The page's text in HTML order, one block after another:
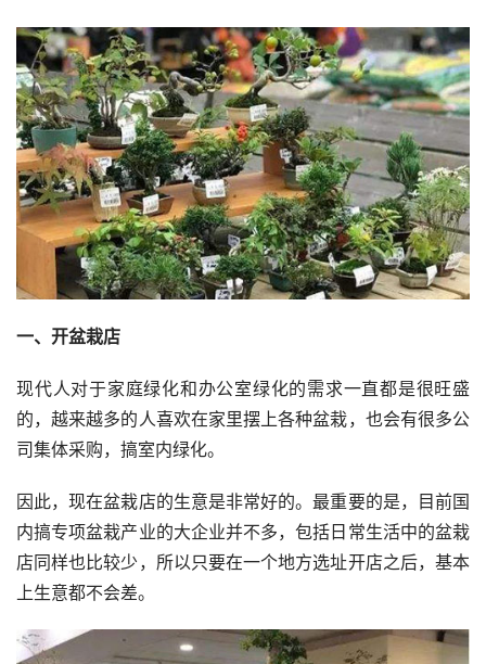
一、开盆栽店
现代人对于家庭绿化和办公室绿化的需求一直都是很旺盛
的，越来越多的人喜欢在家里摆上各种盆栽，也会有很多公
司集体采购，搞室内绿化。
因此，现在盆栽店的生意是非常好的。最重要的是，目前国
内搞专项盆栽产业的大企业并不多，包括日常生活中的盆栽
店同样也比较少，所以只要在一个地方选址开店之后，基本
上生意都不会差。